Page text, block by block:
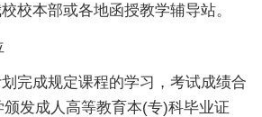
本部或各地函授教学辅导站。
成规定课程的学习，考试成绩合
发成人高等教育本(专)科毕业证